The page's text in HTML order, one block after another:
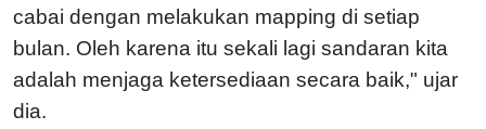
cabai dengan melakukan mapping di setiap
bulan. Oleh karena itu sekali lagi sandaran kita
adalah menjaga ketersediaan secara baik," ujar
dia.